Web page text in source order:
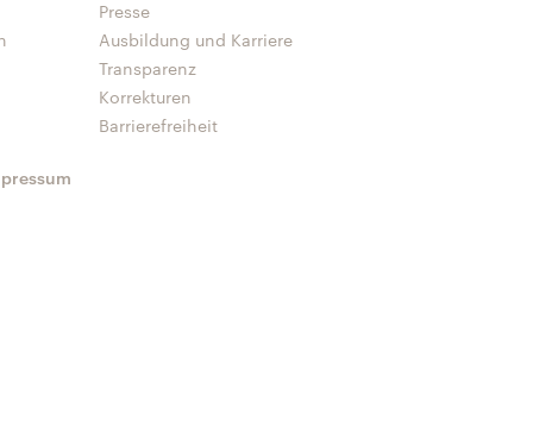
Presse
Ausbildung und Karriere
Transparenz
Korrekturen
Barrierefreiheit